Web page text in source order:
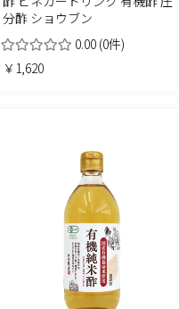
分酢 ショウブン
0.00 (0件)
￥1,620